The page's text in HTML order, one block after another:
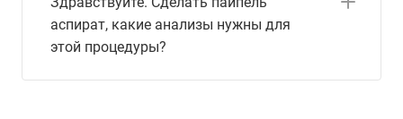
аспират, какие анализы нужны для
этой процедуры?